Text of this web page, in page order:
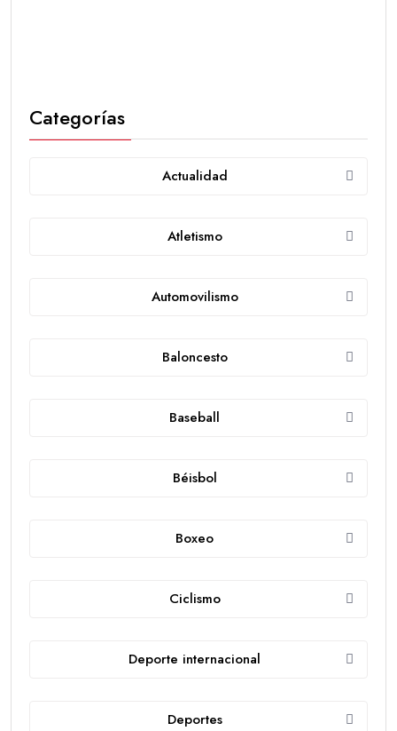
Categorías
Actualidad
Atletismo
Automovilismo
Baloncesto
Baseball
Béisbol
Boxeo
Ciclismo
Deporte internacional
Deportes